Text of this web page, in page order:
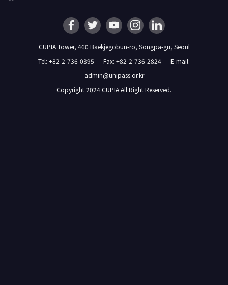
H
CUPIA Tower, 460 Baekjegobun-ro, Songpa-gu, Seoul
Tel: +82-2-736-0395 ｜ Fax: +82-2-736-2824 ｜ E-mail:
admin@unipass.or.kr
Copyright 2024 CUPIA All Right Reserved.